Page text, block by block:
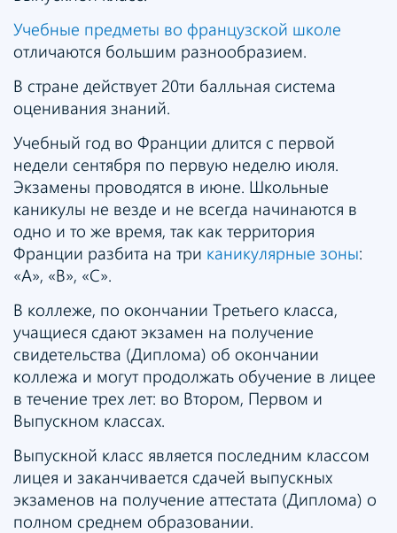
Учебные предметы во французской школе
отличаются большим разнообразием.
В стране действует 20ти балльная система
оценивания знаний.
Учебный год во Франции длится с первой
недели сентября по первую неделю июля.
Экзамены проводятся в июне. Школьные
каникулы не везде и не всегда начинаются в
одно и то же время, так как территория
Франции разбита на три каникулярные зоны:
«A», «B», «C».
В коллеже, по окончании Третьего класса,
учащиеся сдают экзамен на получение
свидетельства (Диплома) об окончании
коллежа и могут продолжать обучение в лицее
в течение трех лет: во Втором, Первом и
Выпускном классах.
Выпускной класс является последним классом
лицея и заканчивается сдачей выпускных
экзаменов на получение аттестата (Диплома) о
полном среднем образовании.